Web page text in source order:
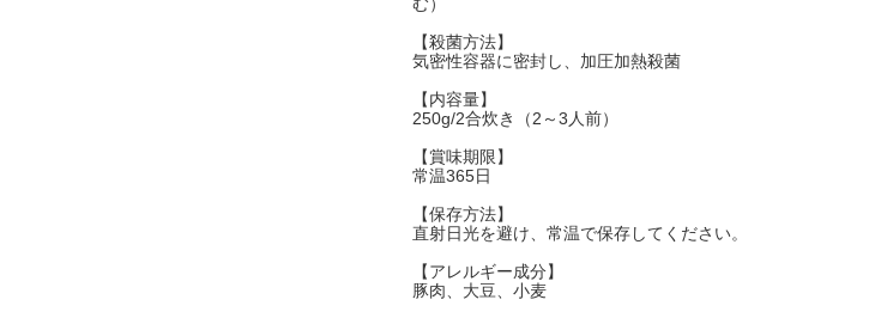
む）
【殺菌方法】
気密性容器に密封し、加圧加熱殺菌
【内容量】
250g/2合炊き（2～3人前）
【賞味期限】
常温365日
【保存方法】
直射日光を避け、常温で保存してください。
【アレルギー成分】
豚肉、大豆、小麦